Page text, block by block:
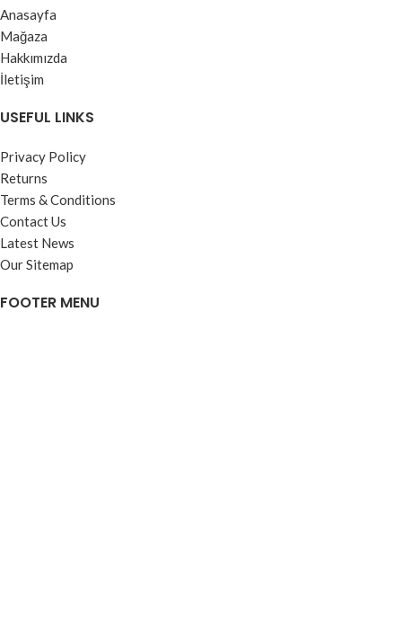
Anasayfa
Mağaza
Hakkımızda
İletişim
USEFUL LINKS
Privacy Policy
Returns
Terms & Conditions
Contact Us
Latest News
Our Sitemap
FOOTER MENU